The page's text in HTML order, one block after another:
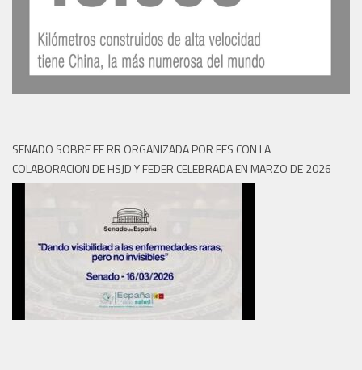
SENADO SOBRE EE RR ORGANIZADA POR FES CON LA
COLABORACION DE HSJD Y FEDER CELEBRADA EN MARZO DE 2026